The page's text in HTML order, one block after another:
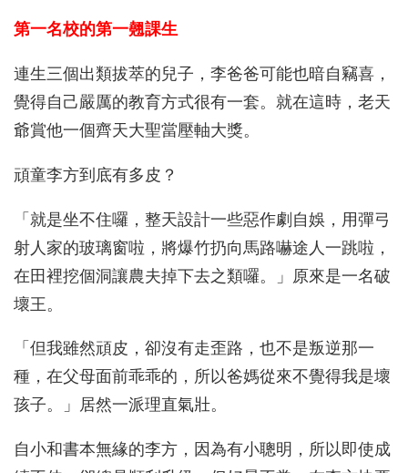
第一名校的第一翹課生
連生三個出類拔萃的兒子，李爸爸可能也暗自竊喜，
覺得自己嚴厲的教育方式很有一套。就在這時，老天
爺賞他一個齊天大聖當壓軸大獎。
頑童李方到底有多皮？
「就是坐不住囉，整天設計一些惡作劇自娛，用彈弓
射人家的玻璃窗啦，將爆竹扔向馬路嚇途人一跳啦，
在田裡挖個洞讓農夫掉下去之類囉。」原來是一名破
壞王。
「但我雖然頑皮，卻沒有走歪路，也不是叛逆那一
種，在父母面前乖乖的，所以爸媽從來不覺得我是壞
孩子。」居然一派理直氣壯。
自小和書本無緣的李方，因為有小聰明，所以即使成